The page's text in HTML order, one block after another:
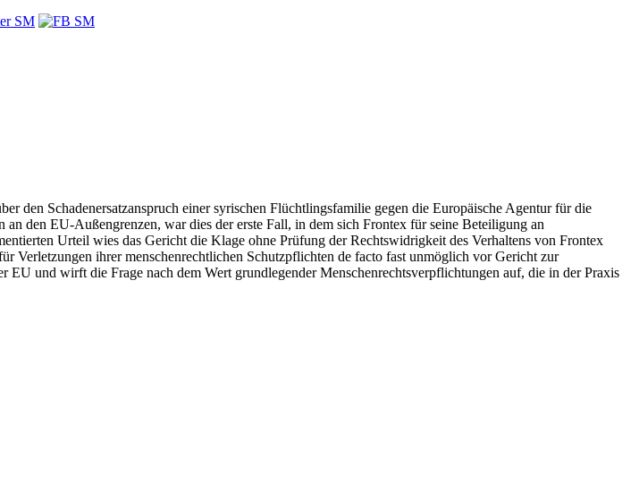
den Schadenersatzanspruch einer syrischen Flüchtlingsfamilie gegen die Europäische Agentur für die
den EU-Außengrenzen, war dies der erste Fall, in dem sich Frontex für seine Beteiligung an
Urteil wies das Gericht die Klage ohne Prüfung der Rechtswidrigkeit des Verhaltens von Frontex
Verletzungen ihrer menschenrechtlichen Schutzpflichten de facto fast unmöglich vor Gericht zur
und wirft die Frage nach dem Wert grundlegender Menschenrechtsverpflichtungen auf, die in der Praxis